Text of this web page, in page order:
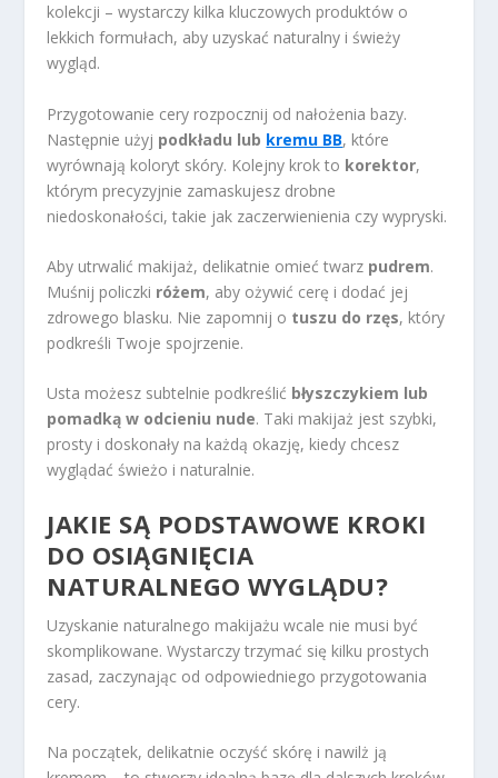
kolekcji – wystarczy kilka kluczowych produktów o
lekkich formułach, aby uzyskać naturalny i świeży
wygląd.
Przygotowanie cery rozpocznij od nałożenia bazy.
Następnie użyj podkładu lub kremu BB, które
wyrównają koloryt skóry. Kolejny krok to korektor,
którym precyzyjnie zamaskujesz drobne
niedoskonałości, takie jak zaczerwienienia czy wypryski.
Aby utrwalić makijaż, delikatnie omieć twarz pudrem.
Muśnij policzki różem, aby ożywić cerę i dodać jej
zdrowego blasku. Nie zapomnij o tuszu do rzęs, który
podkreśli Twoje spojrzenie.
Usta możesz subtelnie podkreślić błyszczykiem lub
pomadką w odcieniu nude. Taki makijaż jest szybki,
prosty i doskonały na każdą okazję, kiedy chcesz
wyglądać świeżo i naturalnie.
JAKIE SĄ PODSTAWOWE KROKI
DO OSIĄGNIĘCIA
NATURALNEGO WYGLĄDU?
Uzyskanie naturalnego makijażu wcale nie musi być
skomplikowane. Wystarczy trzymać się kilku prostych
zasad, zaczynając od odpowiedniego przygotowania
cery.
Na początek, delikatnie oczyść skórę i nawilż ją